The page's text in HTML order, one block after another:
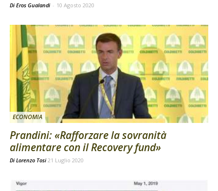
Di Eros Gualandi - 10 Agosto 2020
ECONOMIA
Prandini: «Rafforzare la sovranità
alimentare con il Recovery fund»
Di Lorenzo Tosi 21 Luglio 2020